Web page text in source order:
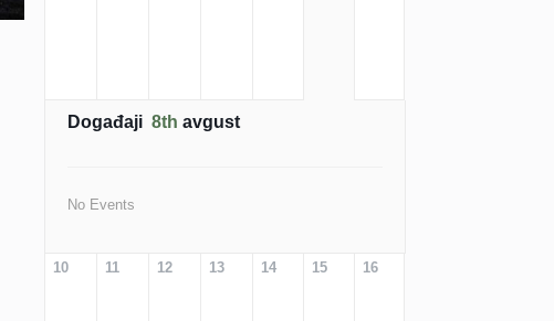
Događaji 8th avgust
No Events
10 11 12 13 14 15 16